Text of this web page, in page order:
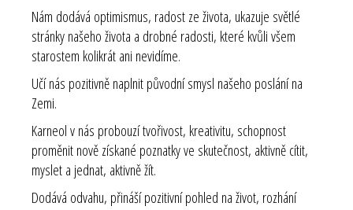
Nám dodává optimismus, radost ze života, ukazuje světlé
stránky našeho života a drobné radosti, které kvůli všem
starostem kolikrát ani nevidíme.
Učí nás pozitivně naplnit původní smysl našeho poslání na
Zemi.
Karneol v nás probouzí tvořivost, kreativitu, schopnost
proměnit nově získané poznatky ve skutečnost, aktivně cítit,
myslet a jednat, aktivně žít.
Dodává odvahu, přináší pozitivní pohled na život, rozhání